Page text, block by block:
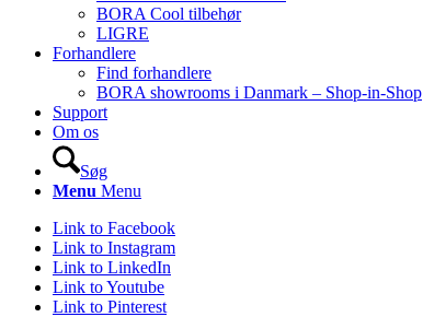
BORA Cool tilbehør
LIGRE
Forhandlere
Find forhandlere
BORA showrooms i Danmark – Shop-in-Shop
Support
Om os
Søg
Menu Menu
Link to Facebook
Link to Instagram
Link to LinkedIn
Link to Youtube
Link to Pinterest